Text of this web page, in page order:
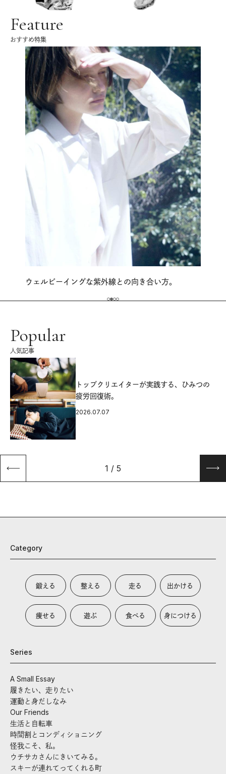
Feature
おすすめ特集
ウェルビーイングな紫外線との向き合い方。
Popular
人気記事
トップクリエイターが実践する、ひみつの
疲労回復術。
2026.07.07
1 / 5
Category
鍛える 整える 走る 出かける
痩せる 遊ぶ 食べる 身につける
Series
A Small Essay
履きたい、走りたい
運動と身だしなみ
Our Friends
生活と自転車
時間割とコンディショニング
怪我こそ、私。
ウチサカさんにきいてみる。
スキーが連れてってくれる町